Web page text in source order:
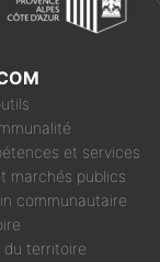
et services
marchés publics
communautaire
du territoire